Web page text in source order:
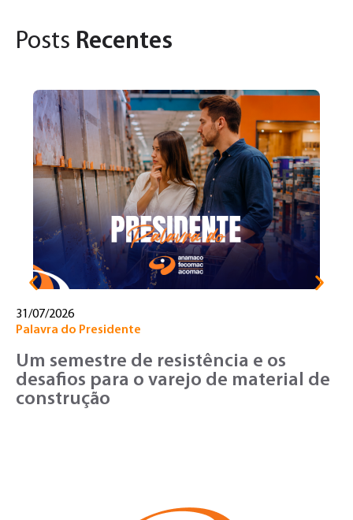
Posts Recentes
31/07/2026
Palavra do Presidente
Um semestre de resistência e os
desafios para o varejo de material de
construção